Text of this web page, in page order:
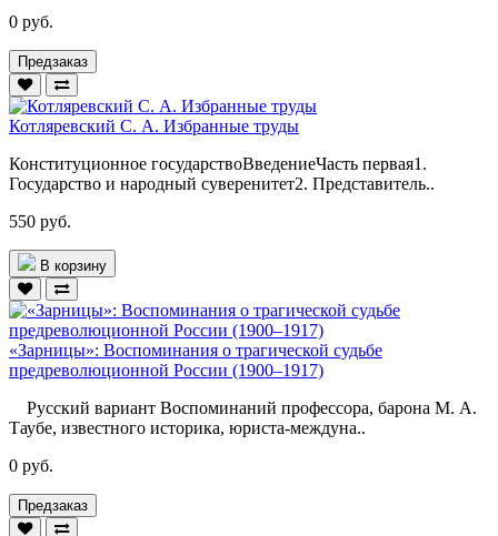
0 руб.
Предзаказ
Котляревский С. А. Избранные труды
Конституционное государствоВведениеЧасть первая1.
Государство и народный суверенитет2. Представитель..
550 руб.
В корзину
«Зарницы»: Воспоминания о трагической судьбе
предреволюционной России (1900–1917)
Русский вариант Воспоминаний профессора, барона М. А.
Таубе, известного историка, юриста-междуна..
0 руб.
Предзаказ